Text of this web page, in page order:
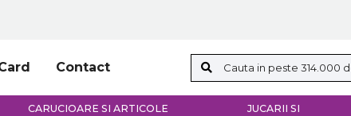
Contact
CARUCIOARE SI ARTICOLE
JUCARII SI